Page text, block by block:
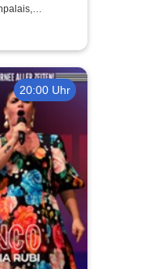
20:00 Uhr